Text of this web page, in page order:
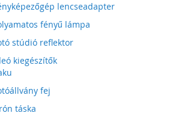
lencseadapter
fényű lámpa
stúdió reflektor
kiegészítők
fej
táska